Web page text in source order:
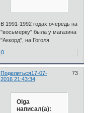
В 1991-1992 годах очередь на
"восьмерку" была у магазина
"Аккорд", на Гоголя.
0
Поделиться 73
17-07-
2016 21:43:34
Olga
написал(а):